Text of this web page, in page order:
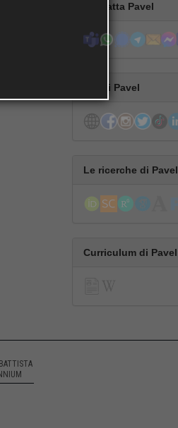
Contatta Pavel
Segui Pavel
Le ricerche di Pavel
Curriculum di Pavel